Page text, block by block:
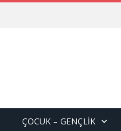
ÇOCUK – GENÇLIK